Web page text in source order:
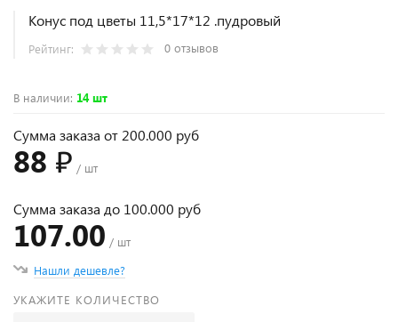
Конус под цветы 11,5*17*12 .пудровый
Рейтинг: 0 отзывов
В наличии: 14 шт
Сумма заказа от 200.000 руб
88 ₽ / шт
Сумма заказа до 100.000 руб
107.00 / шт
Нашли дешевле?
УКАЖИТЕ КОЛИЧЕСТВО